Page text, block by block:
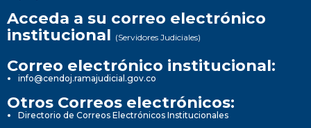
Acceda a su correo electrónico
institucional (Servidores Judiciales)
Correo electrónico institucional:
info@cendoj.ramajudicial.gov.co
Otros Correos electrónicos:
Directorio de Correos Electrónicos Institucionales